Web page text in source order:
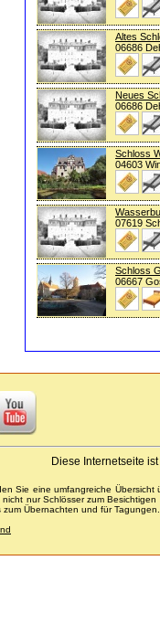
Altes
06686
Neues
06686
Schloss
04603
07619
Schloss
06667
Diese Internetseite
Sie eine umfangreiche
nur Schlösser zum
Übernachten und für Tagungen.